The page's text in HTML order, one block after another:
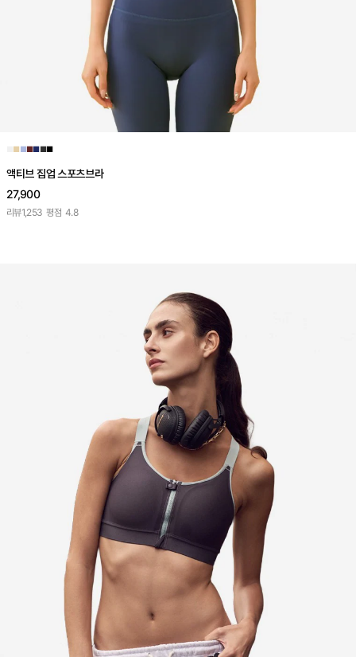
■■■■■■
액티브 집업 스포츠브라
27,900
리뷰1,253 평점 4.8